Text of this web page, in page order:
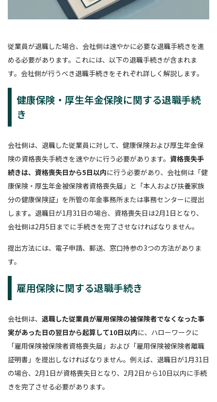
従業員が退職した場合、会社側は速やかに必要な退職手続きを進
める必要があります。これには、以下の退職手続きが含まれま
す。会社側が行うべき退職手続きをそれぞれ詳しく解説します。
健康保険・厚生年金保険に関する退職手続
き
会社側は、退職した従業員に対して、健康保険および厚生年金保
険の資格喪失手続きを速やかに行う必要があります。 資格喪失手
続きは、資格喪失日から5日以内に行う必要があり、会社側は「健
康保険・厚生年金被保険者資格喪失届」と「本人および扶養家族
分の健康保険証」を所管の年金事務所または事務センターに提出
します。 退職日が1月31日の場合、資格喪失日は2月1日となり、
会社側は2月5日までに手続きを完了させなければなりません。
提出方法には、電子申請、郵送、窓口持参の3つの方法がありま
す。
雇用保険に関する退職手続き
会社側は、 退職した従業員が雇用保険の被保険者でなくなった事
実があった日の翌日から起算して10日以内に、ハローワークに
「雇用保険被保険者資格喪失届」および「雇用保険被保険者離職
証明書」を提出しなければなりません。例えば、退職日が1月31日
の場合、2月1日が資格喪失日となり、2月2日から10日以内に手続
きを完了させる必要があります。